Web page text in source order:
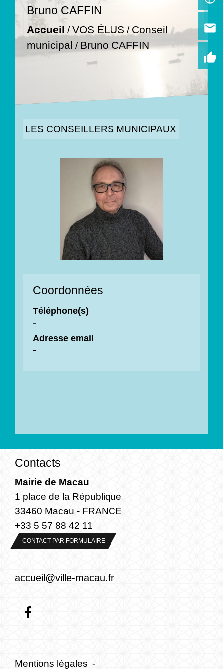
Bruno CAFFIN
Accueil /VOS ÉLUS / Conseil
municipal / Bruno CAFFIN
LES CONSEILLERS MUNICIPAUX
Coordonnées
Téléphone(s)
-
Adresse email
-
email
thumb_up
Contacts
Mairie de Macau
1 place de la République
33460 Macau - FRANCE
+33 5 57 88 42 11
CONTACT PAR FORMULAIRE
accueil@ville-macau.fr
Mentions légales -